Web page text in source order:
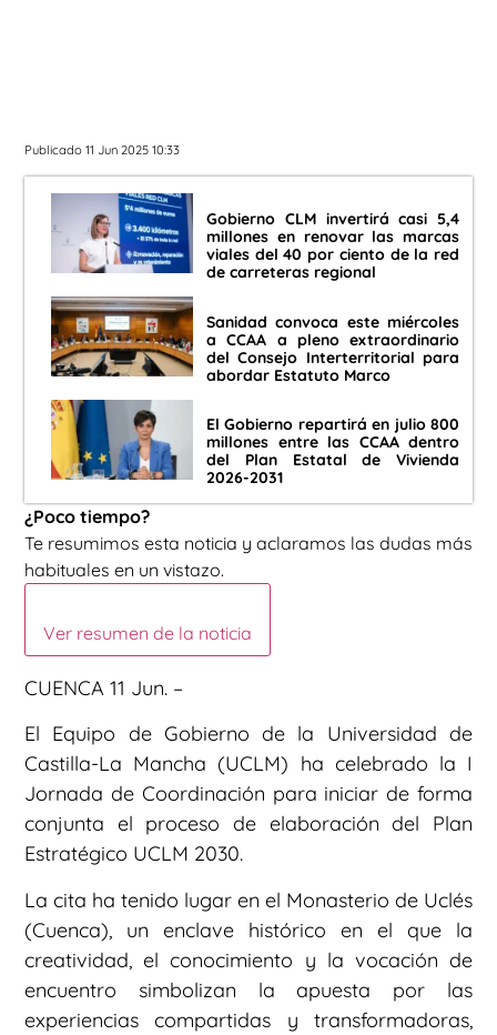
Publicado 11 Jun 2025 10:33
Gobierno CLM invertirá casi 5,4
millones en renovar las marcas
viales del 40 por ciento de la red
de carreteras regional
Sanidad convoca este miércoles
a CCAA a pleno extraordinario
del Consejo Interterritorial para
abordar Estatuto Marco
El Gobierno repartirá en julio 800
millones entre las CCAA dentro
del Plan Estatal de Vivienda
2026-2031
¿Poco tiempo?
Te resumimos esta noticia y aclaramos las dudas más
habituales en un vistazo.
Ver resumen de la noticia
CUENCA 11 Jun. –
El Equipo de Gobierno de la Universidad de
Castilla-La Mancha (UCLM) ha celebrado la I
Jornada de Coordinación para iniciar de forma
conjunta el proceso de elaboración del Plan
Estratégico UCLM 2030.
La cita ha tenido lugar en el Monasterio de Uclés
(Cuenca), un enclave histórico en el que la
creatividad, el conocimiento y la vocación de
encuentro simbolizan la apuesta por las
experiencias compartidas y transformadoras,